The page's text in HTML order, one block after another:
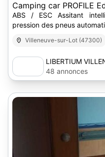
Camping car PROFILE
ABS / ESC Assitant
pression des pneus
Villeneuve-sur-Lot (47300)
LIBERTIUM
48 annonces